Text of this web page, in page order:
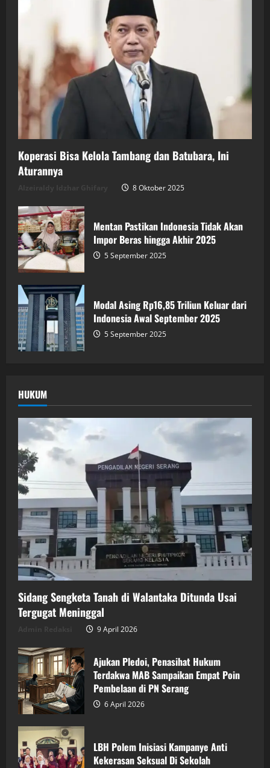
Koperasi Bisa Kelola Tambang dan Batubara, Ini
Aturannya
8 Oktober 2025
Mentan Pastikan Indonesia Tidak Akan
Impor Beras hingga Akhir 2025
5 September 2025
Modal Asing Rp16,85 Triliun Keluar dari
Indonesia Awal September 2025
5 September 2025
HUKUM
Sidang Sengketa Tanah di Walantaka Ditunda Usai
Tergugat Meninggal
9 April 2026
Ajukan Pledoi, Penasihat Hukum
Terdakwa MAB Sampaikan Empat Poin
Pembelaan di PN Serang
6 April 2026
LBH Polem Inisiasi Kampanye Anti
Kekerasan Seksual Di Sekolah